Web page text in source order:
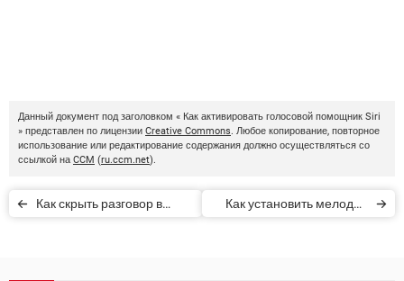
Данный документ под заголовком « Как активировать голосовой помощник Siri
» представлен по лицензии Creative Commons. Любое копирование, повторное
использование или редактирование содержания должно осуществляться со
ссылкой на CCM (ru.ccm.net).
Как скрыть разговор в
Как установить мелодии